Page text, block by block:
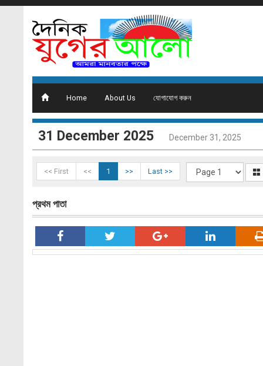
Home About Us যোগাযোগ করুন
31 December 2025 December 31, 2025
<< First << 1 >> Last >>
প্রথম পাতা